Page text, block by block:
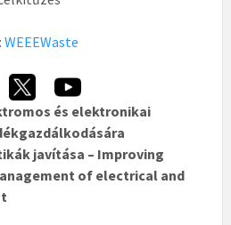
: WEEEWaste
és elektronikai
javítása – Improving
of electrical and